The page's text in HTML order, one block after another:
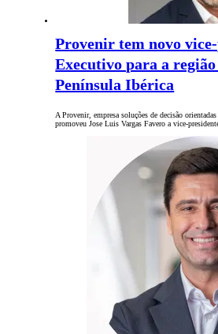
Provenir tem novo
Executivo para a
Península Ibérica
A Provenir, empresa soluções de decisão
promoveu Jose Luis Vargas Favero a vice-